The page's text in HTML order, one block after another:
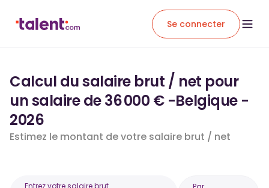
Se connecter
Calcul du salaire brut / net pour
un salaire de 36 000 € -Belgique -
2026
Estimez le montant de votre salaire brut / net
Entrez votre salaire brut